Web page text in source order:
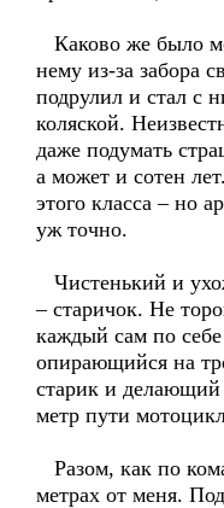
Каково же было
нему из-за забора
подрулил и стал с
коляской.
даже подумать
а может и сотен
этого класса – но
уж точно.
Чистенький и
– старичок. Не
каждый сам по
опирающийся на
старик и
метр пути
Разом, как по
метрах от меня.